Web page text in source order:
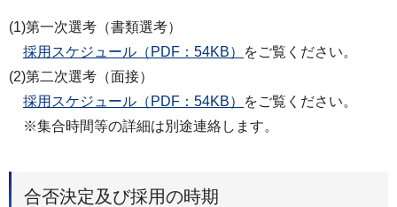
(1)第一次選考（書類選考）
採用スケジュール（PDF：54KB）
をご覧ください。
(2)第二次選考（面接）
採用スケジュール（PDF：54KB）
をご覧ください。
※集合時間等の詳細は別途連絡します。
合否決定及び採用の時期